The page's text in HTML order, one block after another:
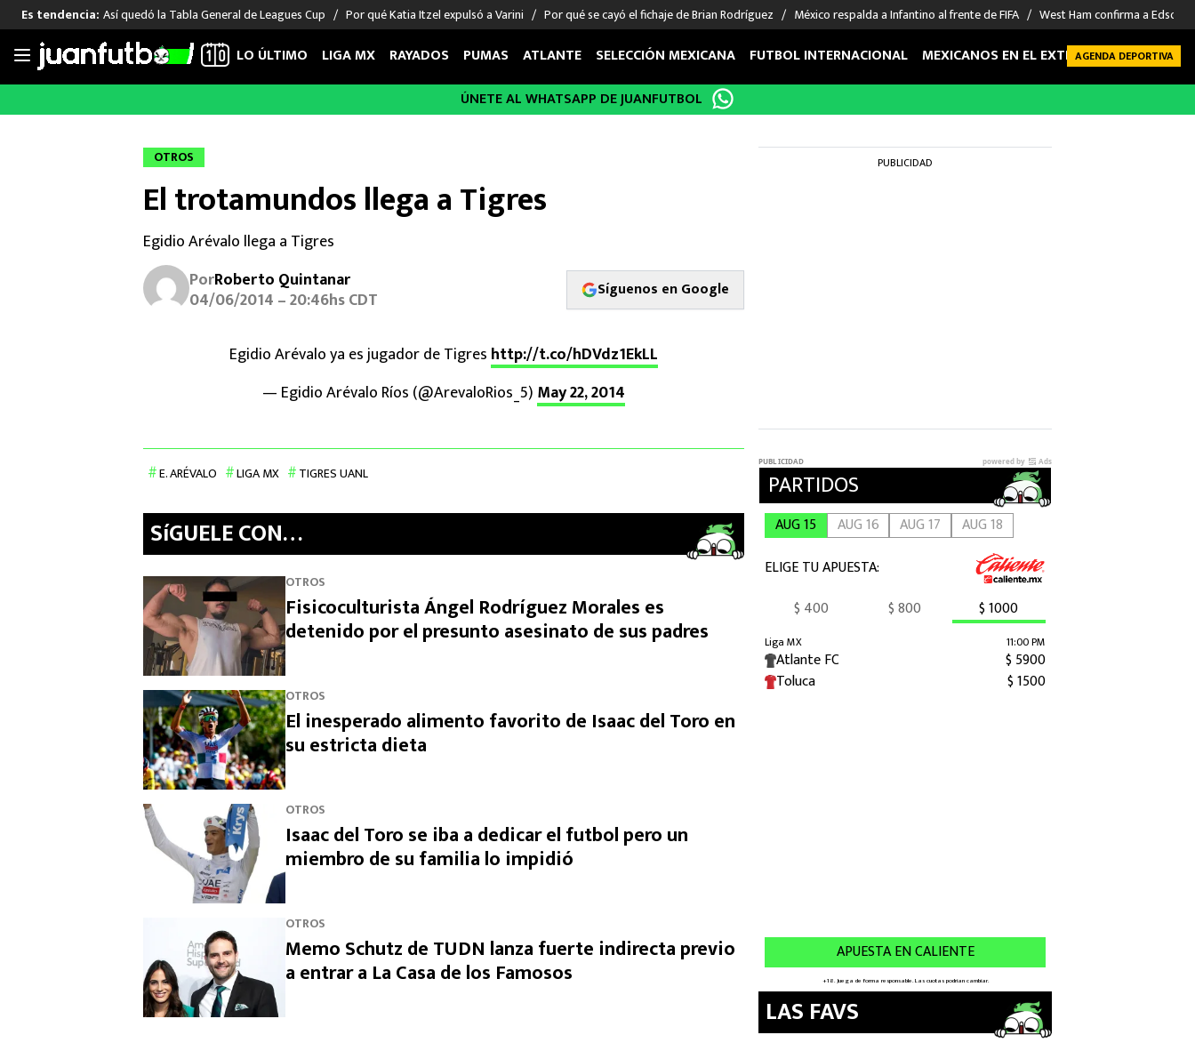
Saltar
Es tendencia: Así quedó la Tabla General de Leagues Cup Por qué Katia Itzel expulsó a Varini Por qué se cayó el fichaje de Brian Rodríguez México respalda a Infantino al frente de FIFA West Ham confirma a Edson
LIGA MX
Chivas de Guadalajara
FUT INTERNACIONAL
Las Noticias
Selección Mexicana
Champions League
Real Madrid
Barcelona
MEXICANOS EN EL EXTRANJERO
Memo Ochoa
Chino Huerta
Rodrigo Huescas
FIGURAS
DEPORTES
NBA
Más deportes
LO ÚLTIMO LIGA MX RAYADOS PUMAS ATLANTE SELECCIÓN MEXICANA FUTBOL INTERNACIONAL MEXICANOS EN EL EXTRANJERO FUTBOL
AGENDA DEPORTIVA
ÚNETE AL WHATSAPP DE JUANFUTBOL
OTROS
El trotamundos llega a Tigres
Egidio Arévalo llega a Tigres
PorRoberto Quintanar
04/06/2014 – 20:46hs CDT Síguenos en Google
Egidio Arévalo ya es jugador de Tigres http://t.co/hDVdz1EkLL
— Egidio Arévalo Ríos (@ArevaloRios_5) May 22, 2014
E. ARÉVALO LIGA MX TIGRES UANL
SíGUELE CON…
OTROS
Fisicoculturista Ángel Rodríguez Morales es
detenido por el presunto asesinato de sus padres
OTROS
El inesperado alimento favorito de Isaac del Toro en
su estricta dieta
OTROS
Isaac del Toro se iba a dedicar el futbol pero un
miembro de su familia lo impidió
OTROS
Memo Schutz de TUDN lanza fuerte indirecta previo
a entrar a La Casa de los Famosos
PUBLICIDAD
LAS FAVS